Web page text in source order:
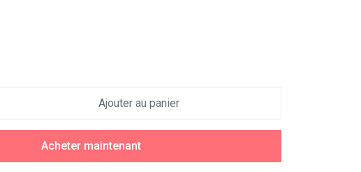
Ajouter au panier
Acheter maintenant